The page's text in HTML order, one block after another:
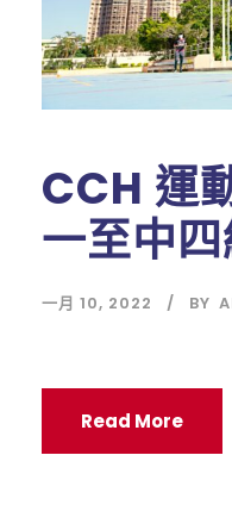
CCH 運
一至中四
一月 10, 2022 BY
Read More